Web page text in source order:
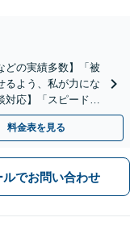
どの実績多数】「被
るよう、私が力にな
対応】「スピード対
対応」
料金表を見る
ルでお問い合わせ